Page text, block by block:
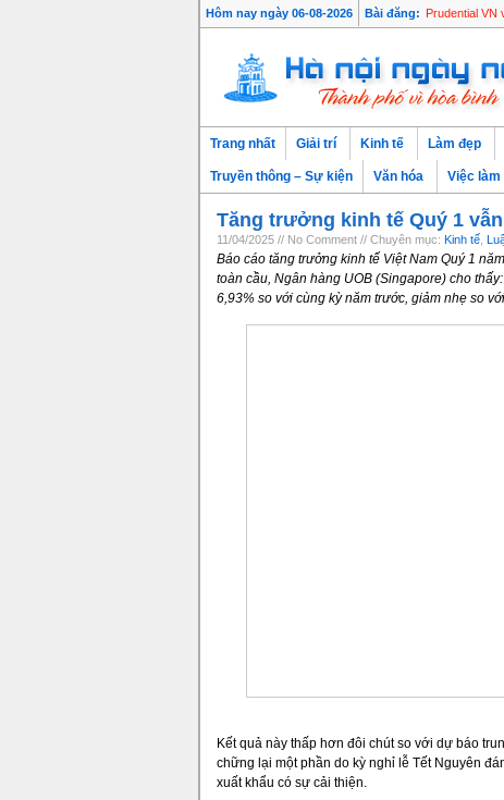
Hôm nay ngày 06-08-2026 Bài đăng: Prudential VN
Trang nhất Giải trí Kinh tế Làm đẹp
Truyền thông – Sự kiện Văn hóa Việc làm
Tăng trưởng kinh tế Quý 1
11/04/2025 // No Comment // Chuyên mục: Kinh tế
Báo cáo tăng trưởng kinh tế Việt Nam Quý 1
toàn cầu, Ngân hàng UOB (Singapore) cho
6,93% so với cùng kỳ năm trước, giảm nhẹ so
Kết quả này thấp hơn đôi chút so với dự báo
chững lại một phần do kỳ nghỉ lễ Tết Nguyên
xuất khẩu có sự cải thiện.